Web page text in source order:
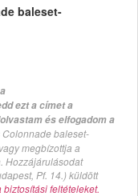
baleset-
ezt a címet a
és elfogadom a
baleset-
megbízottja a
Hozzájárulásodat
Pf. 14.) küldött
biztosítási feltételeket.